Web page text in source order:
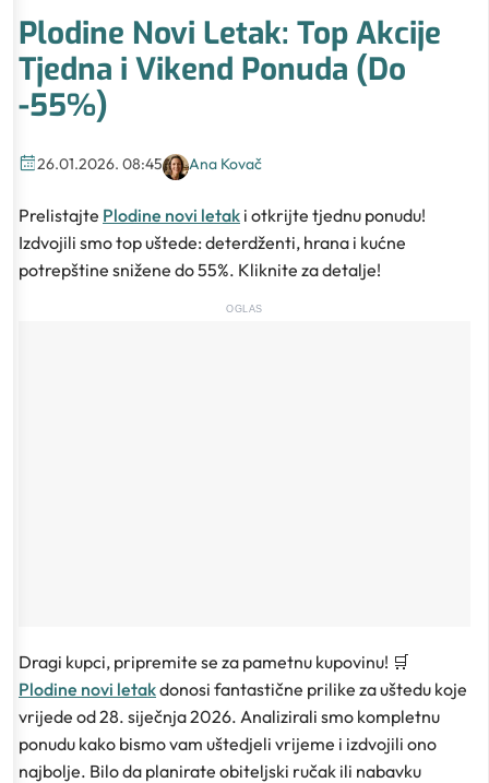
Plodine Novi Letak: Top Akcije
Tjedna i Vikend Ponuda (Do
-55%)
26.01.2026. 08:45 Ana Kovač
Prelistajte Plodine novi letak i otkrijte tjednu ponudu!
Izdvojili smo top uštede: deterdženti, hrana i kućne
potrepštine snižene do 55%. Kliknite za detalje!
OGLAS
Dragi kupci, pripremite se za pametnu kupovinu! 🛒
Plodine novi letakdonosi fantastične prilike za uštedu koje
vrijede od 28. siječnja 2026. Analizirali smo kompletnu
ponudu kako bismo vam uštedjeli vrijeme i izdvojili ono
najbolje. Bilo da planirate obiteljski ručak ili nabavku